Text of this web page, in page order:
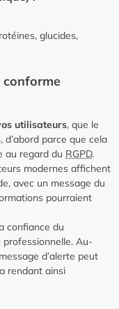
glucides,
conforme
utilisateurs, que le
, d’abord parce que cela
au regard du RGPD.
modernes affichent
avec un message du
pourraient
confiance du
Au-
d’alerte peut
rendant ainsi